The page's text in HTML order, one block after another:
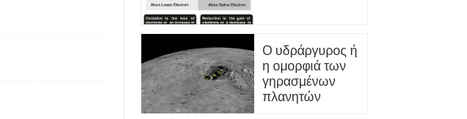
Ο υδράργυρος ή
η ομορφιά των
γηρασμένων
πλανητών